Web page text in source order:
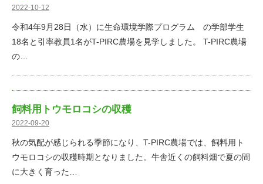
2022-10-12
令和4年9月28日（水）に生命環境学際プログラム の学部学生
18名と引率教員1名がT-PIRC農場を見学しました。 T-PIRC農場
の…
飼料用トウモロコシの収穫
2022-09-20
秋の気配が感じられる季節になり、T-PIRC農場では、飼料用ト
ウモロコシの収穫時期となりました。牛舎近くの飼料畑で夏の間
に大きく育った…